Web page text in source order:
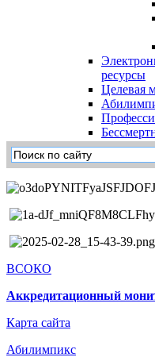
ресурсы
Целевая
ВСОКО
Аккредитационный
Карта сайта
Абилимпикс